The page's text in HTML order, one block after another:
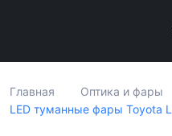
Главная Оптика и фары
LED туманные фары Toyota